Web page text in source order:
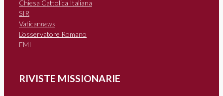
Chiesa Cattolica Italiana
SIR
Vaticannews
L’osservatore Romano
EMI
RIVISTE MISSIONARIE